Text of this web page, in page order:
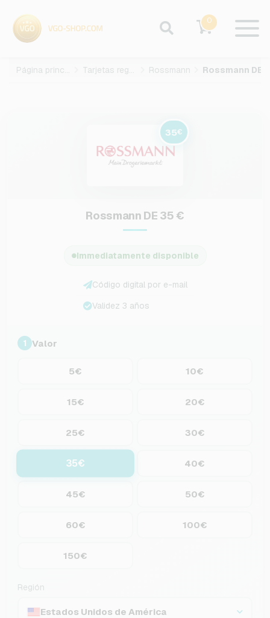
0
Página principal Tarjetas regalo Rossmann
35€
Rossmann DE 35 €
Immediatamente disponible
Código digital por e-mail
Validez 3 años
1 Valor
5€ 10€
15€ 20€
25€ 30€
35€ 40€
45€ 50€
60€ 100€
150€
Región
Estados Unidos de América